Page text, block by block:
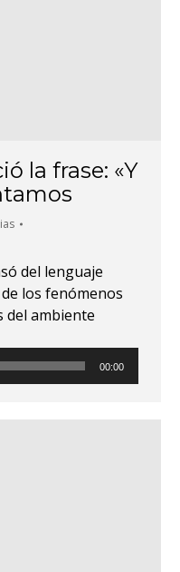
la frase: «Y
del lenguaje
los fenómenos
del ambiente
00:00